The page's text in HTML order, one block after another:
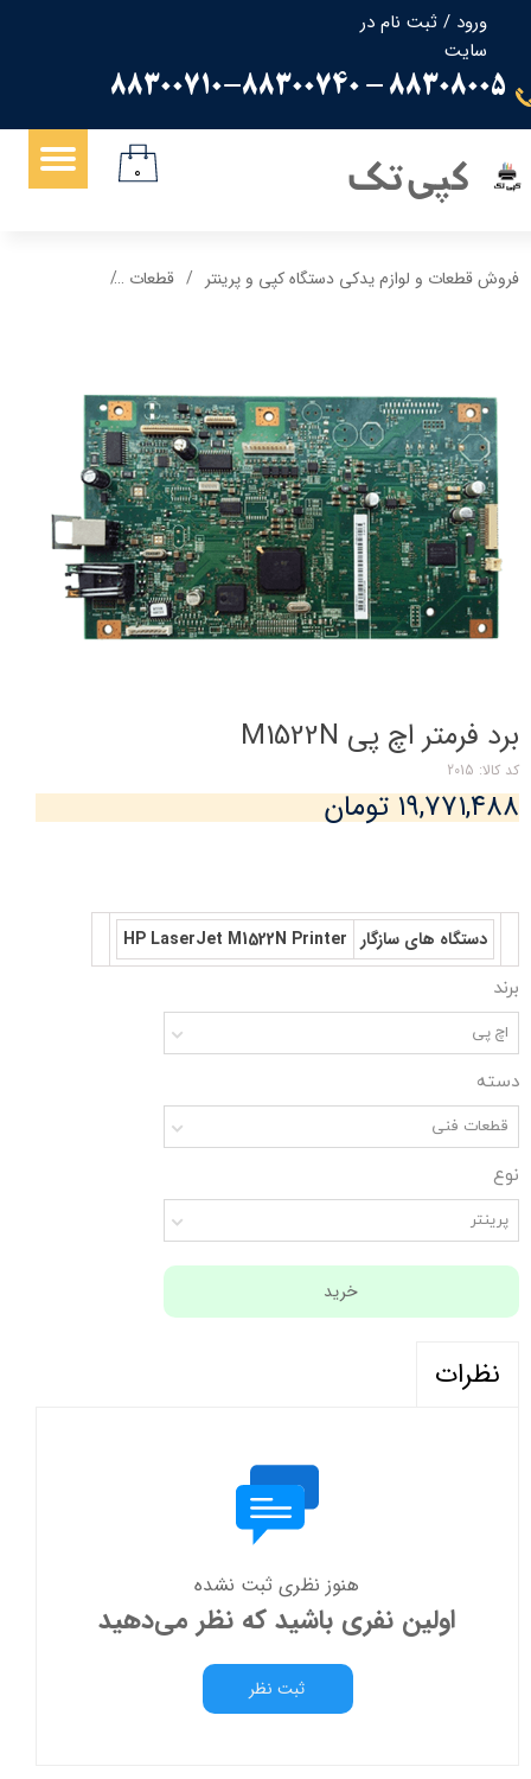
ورود / ثبت نام در
سایت
حساب کاربری من
تغییر گذر واژه
سفارشات
88308005 - 88300710-88300740
کپی تک ۰
فروش قطعات و لوازم یدکی دستگاه کپی و پرینتر قطعات
برد فرمتر اچ پی M1522N
کد کالا: 2015
۱۹,۷۷۱,۴۸۸ تومان
دستگاه های سازگار HP LaserJet M1522N Printer
برند
اچ پی
دسته
قطعات فنی
نوع
پرینتر
خرید
نظرات
هنوز نظری ثبت نشده
اولین نفری باشید که نظر می‌دهید
ثبت نظر